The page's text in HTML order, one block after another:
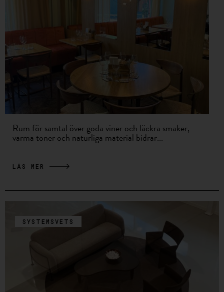
Rum för samtal över goda viner och läckra smaker,
varma toner och naturliga material bidrar...
LÄS MER
SYSTEMSVETS